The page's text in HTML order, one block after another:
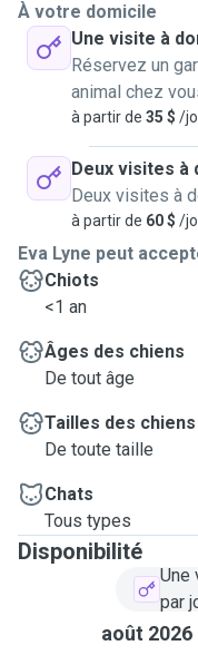
À votre domicile
Une visite à
Réservez un
animal chez
à partir de 35 $ /
Deux visites à
Deux visites à
à partir de 60 $ /
Eva Lyne peut
Chiots
<1 an
Âges des chiens
De tout âge
Tailles des chiens
De toute taille
Chats
Tous types
Disponibilité
Une
par
août 2026